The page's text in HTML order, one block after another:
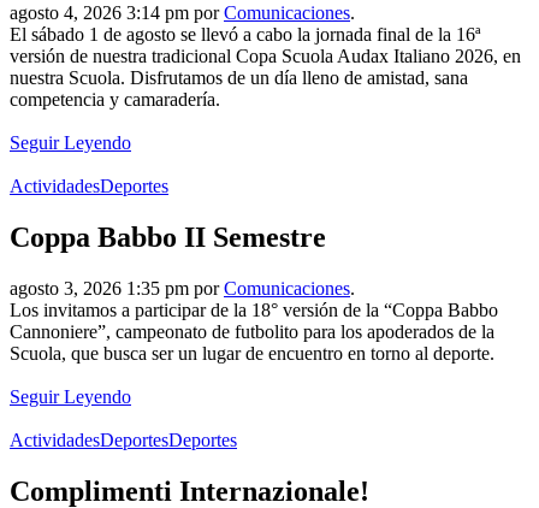
agosto 4, 2026 3:14 pm porComunicaciones.
El sábado 1 de agosto se llevó a cabo la jornada final de la 16ª
versión de nuestra tradicional Copa Scuola Audax Italiano 2026, en
nuestra Scuola. Disfrutamos de un día lleno de amistad, sana
competencia y camaradería.
Seguir Leyendo
ActividadesDeportes
Coppa Babbo II Semestre
agosto 3, 2026 1:35 pm porComunicaciones.
Los invitamos a participar de la 18° versión de la “Coppa Babbo
Cannoniere”, campeonato de futbolito para los apoderados de la
Scuola, que busca ser un lugar de encuentro en torno al deporte.
Seguir Leyendo
ActividadesDeportesDeportes
Complimenti Internazionale!